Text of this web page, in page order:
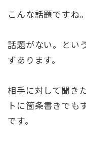
こんな話題ですね。
話題がない。とい
ずあります。
相手に対して聞き
トに箇条書きでも
です。